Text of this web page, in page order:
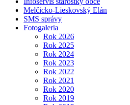
Melčicko-Lieskovský Elán
SMS správy
Fotogaleria
Rok 2026
Rok 2025
Rok 2024
Rok 2023
Rok 2022
Rok 2021
Rok 2020
Rok 2019